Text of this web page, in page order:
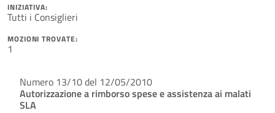
INIZIATIVA:
Tutti i Consiglieri
MOZIONI TROVATE:
1
Numero 13/10 del 12/05/2010
Autorizzazione a rimborso spese e assistenza ai malati
SLA